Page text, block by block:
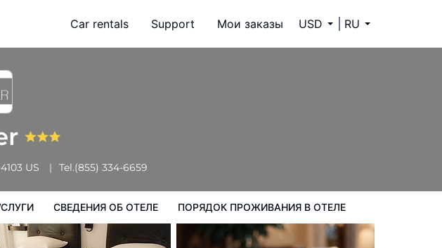
Car rentals Support Мои заказы USD RU
US Tel.(855) 334-6659
СВЕДЕНИЯ ОБ ОТЕЛЕ ПОРЯДОК ПРОЖИВАНИЯ В ОТЕЛЕ
Сведения об отеле Порядок проживания в Отеле